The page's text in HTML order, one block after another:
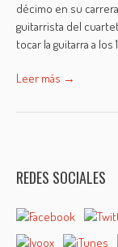
décimo en su
guitarrista del
tocar la guitarra a los
Leer más →
REDES SOCIALES